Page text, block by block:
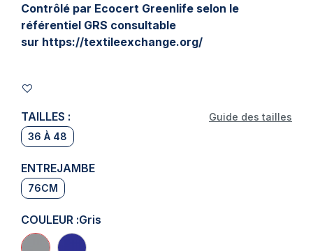
Contrôlé par Ecocert Greenlife selon le
référentiel GRS consultable
sur https://textileexchange.org/
TAILLES :
36 À 48
Guide des tailles
ENTREJAMBE
76CM
COULEUR :Gris